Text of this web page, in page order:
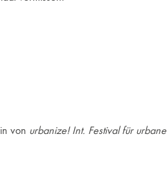
von urbanize! Int. Festival für urbane